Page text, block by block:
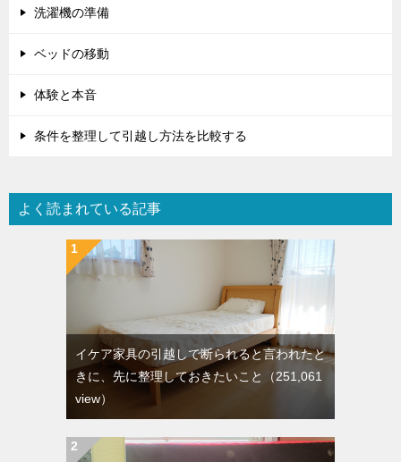
洗濯機の準備
ベッドの移動
体験と本音
条件を整理して引越し方法を比較する
よく読まれている記事
イケア家具の引越しで断られると言われたと
きに、先に整理しておきたいこと
（251,061
view）